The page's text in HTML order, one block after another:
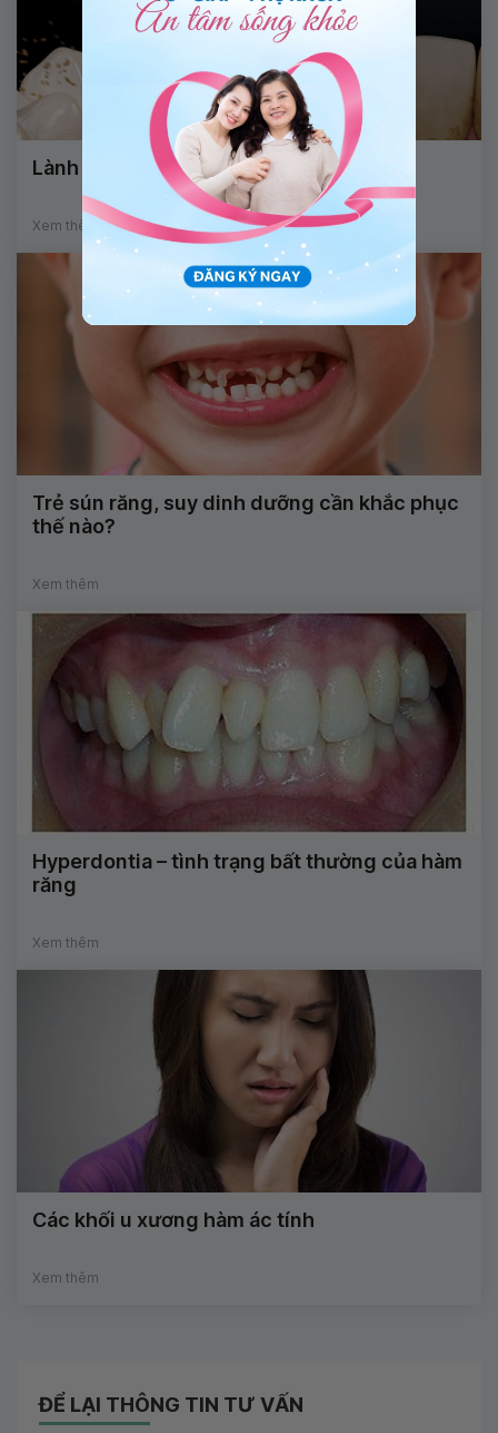
Lành thương sau thủ thuật lấy cao răng
Xem thêm
Trẻ sún răng, suy dinh dưỡng cần khắc phục
thế nào?
Xem thêm
Hyperdontia – tình trạng bất thường của hàm
răng
Xem thêm
Các khối u xương hàm ác tính
Xem thêm
ĐỂ LẠI THÔNG TIN TƯ VẤN